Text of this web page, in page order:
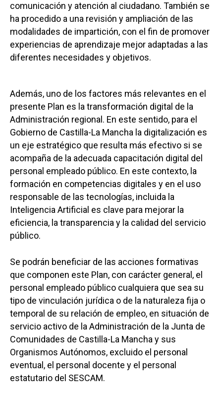
comunicación y atención al ciudadano. También se
ha procedido a una revisión y ampliación de las
modalidades de impartición, con el fin de promover
experiencias de aprendizaje mejor adaptadas a las
diferentes necesidades y objetivos.
Además, uno de los factores más relevantes en el
presente Plan es la transformación digital de la
Administración regional. En este sentido, para el
Gobierno de Castilla-La Mancha la digitalización es
un eje estratégico que resulta más efectivo si se
acompaña de la adecuada capacitación digital del
personal empleado público. En este contexto, la
formación en competencias digitales y en el uso
responsable de las tecnologías, incluida la
Inteligencia Artificial es clave para mejorar la
eficiencia, la transparencia y la calidad del servicio
público.
Se podrán beneficiar de las acciones formativas
que componen este Plan, con carácter general, el
personal empleado público cualquiera que sea su
tipo de vinculación jurídica o de la naturaleza fija o
temporal de su relación de empleo, en situación de
servicio activo de la Administración de la Junta de
Comunidades de Castilla-La Mancha y sus
Organismos Autónomos, excluido el personal
eventual, el personal docente y el personal
estatutario del SESCAM.